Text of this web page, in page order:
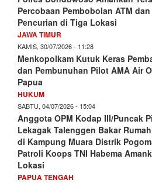
Percobaan Pembobolan ATM dan
Pencurian di Tiga Lokasi
JAWA TIMUR
KAMIS, 30/07/2026 - 11:28
Menkopolkam Kutuk Keras
dan Pembunuhan Pilot AMA Air
Papua
HUKUM
SABTU, 04/07/2026 - 15:04
Anggota OPM Kodap III/Puncak
Lekagak Talenggen Bakar
di Kampung Muara Distrik
Patroli Koops TNI Habema
Lokasi
PAPUA TENGAH